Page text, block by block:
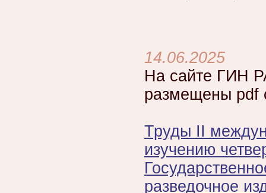
14.06.2025
На сайте ГИН
размещены pdf
Труды II
изучению
разведочное